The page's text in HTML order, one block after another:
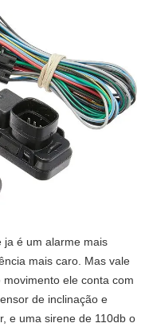
ja é um alarme mais
mais caro. Mas vale
ele conta com
de inclinação e
e uma sirene de 110db o